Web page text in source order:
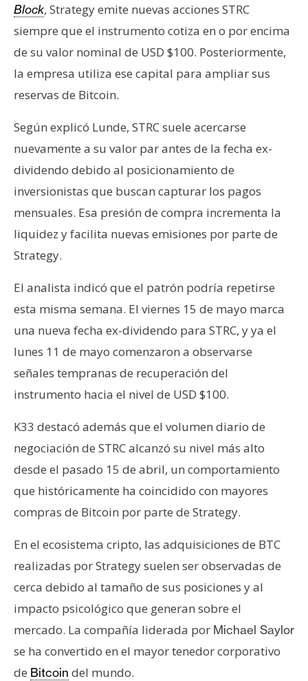
Block, Strategy emite nuevas acciones STRC
siempre que el instrumento cotiza en o por encima
de su valor nominal de USD $100. Posteriormente,
la empresa utiliza ese capital para ampliar sus
reservas de Bitcoin.
Según explicó Lunde, STRC suele acercarse
nuevamente a su valor par antes de la fecha ex-
dividendo debido al posicionamiento de
inversionistas que buscan capturar los pagos
mensuales. Esa presión de compra incrementa la
liquidez y facilita nuevas emisiones por parte de
Strategy.
El analista indicó que el patrón podría repetirse
esta misma semana. El viernes 15 de mayo marca
una nueva fecha ex-dividendo para STRC, y ya el
lunes 11 de mayo comenzaron a observarse
señales tempranas de recuperación del
instrumento hacia el nivel de USD $100.
K33 destacó además que el volumen diario de
negociación de STRC alcanzó su nivel más alto
desde el pasado 15 de abril, un comportamiento
que históricamente ha coincidido con mayores
compras de Bitcoin por parte de Strategy.
En el ecosistema cripto, las adquisiciones de BTC
realizadas por Strategy suelen ser observadas de
cerca debido al tamaño de sus posiciones y al
impacto psicológico que generan sobre el
mercado. La compañía liderada por Michael Saylor
se ha convertido en el mayor tenedor corporativo
de Bitcoin del mundo.